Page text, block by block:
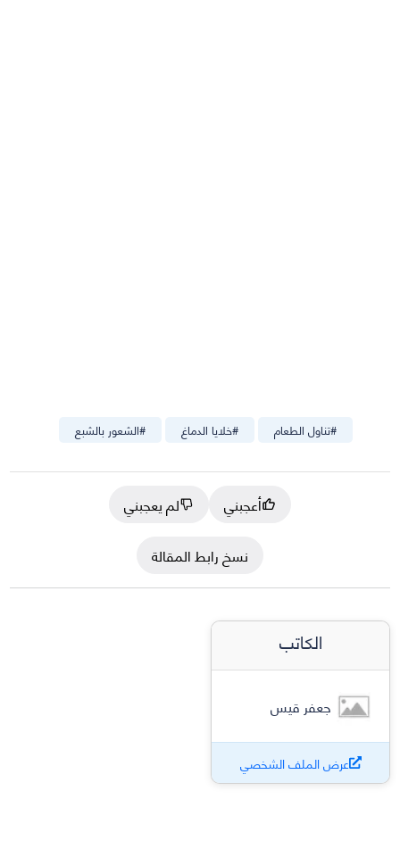
#الشعور بالشبع #خلايا الدماغ #تناول الطعام
أعجبني
لم يعجبني
نسخ رابط المقالة
الكاتب
جعفر قيس
عرض الملف الشخصي